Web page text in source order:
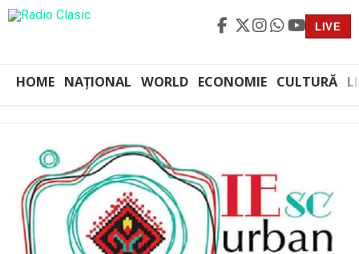
LIVE
HOME NAȚIONAL WORLD ECONOMIE CULTURĂ